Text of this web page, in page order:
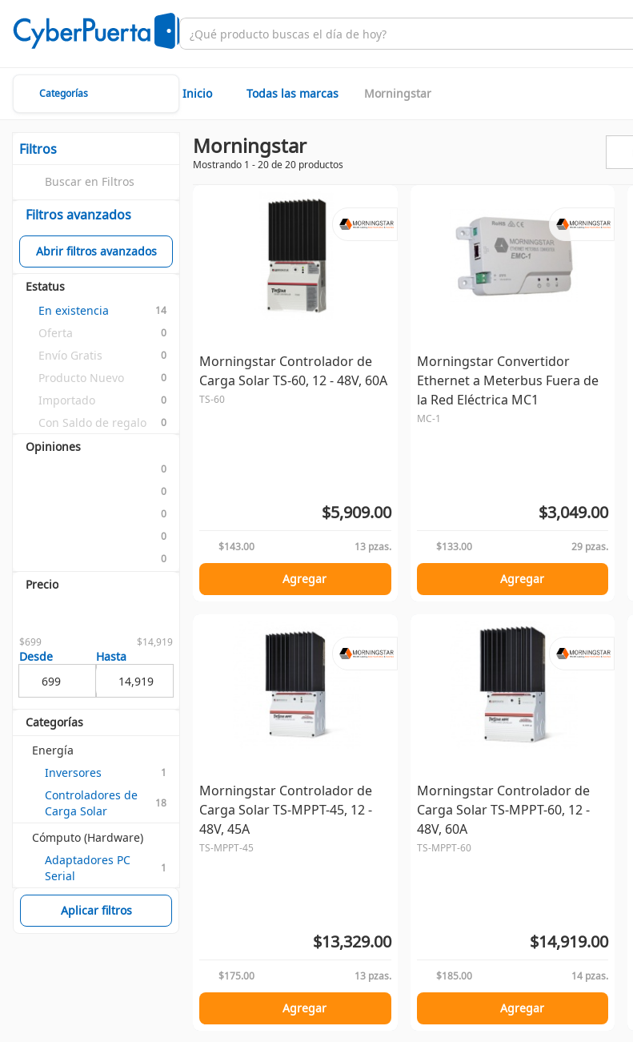
Categorías Inicio Todas las marcas Morningstar
Filtros
Filtros avanzados
Abrir filtros avanzados
Estatus
En existencia
14
Oferta 0
Envío Gratis 0
Producto Nuevo 0
Importado 0
Con Saldo de regalo 0
Opiniones
0
0
0
0
0
Precio
$699 $14,919
Desde Hasta
Categorías
Energía
Inversores
1
Controladores de
Carga Solar
18
Cómputo (Hardware)
Adaptadores PC
Serial
1
Aplicar filtros
Morningstar
Mostrando 1 - 20 de 20 productos
Morningstar Controlador de
Carga Solar TS-60, 12 - 48V, 60A
TS-60
$5,909.00
$143.00 13 pzas.
Agregar
Morningstar Convertidor
Ethernet a Meterbus Fuera de
la Red Eléctrica MC1
MC-1
$3,049.00
$133.00 29 pzas.
Agregar
Morningstar Controlador de
Carga Solar TS-MPPT-45, 12 -
48V, 45A
TS-MPPT-45
$13,329.00
$175.00 13 pzas.
Agregar
Morningstar Controlador de
Carga Solar TS-MPPT-60, 12 -
48V, 60A
TS-MPPT-60
$14,919.00
$185.00 14 pzas.
Agregar